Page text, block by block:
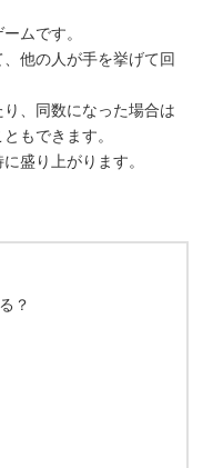
ムです。
他の人が手を挙げて回
、同数になった場合は
もできます。
盛り上がります。
？